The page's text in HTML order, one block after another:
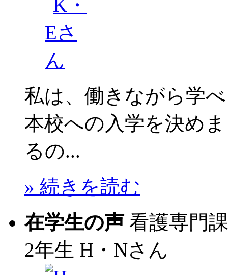
私は、働きながら学
本校への入学を決め
るの...
» 続きを読む
在学生の声 看護専門
2年生 H・Nさん